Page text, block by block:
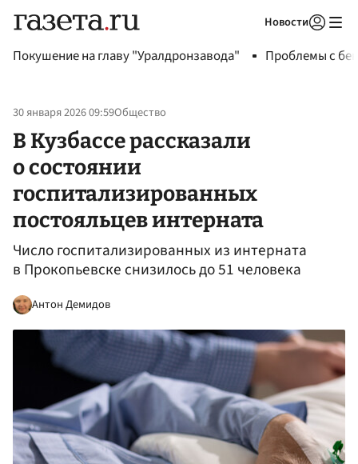
Новости
Покушение на главу "Уралдронзавода" Проблемы с
30 января 2026 09:59Общество
В Кузбассе рассказали
о состоянии
госпитализированных
постояльцев интерната
Число госпитализированных из интерната
в Прокопьевске снизилось до 51 человека
Антон Демидов